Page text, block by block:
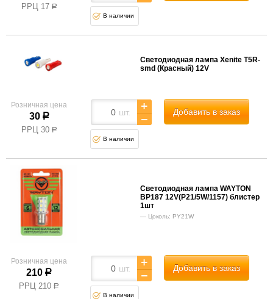
РРЦ 17 р
В наличии
Светодиодная лампа Xenite T5R-
smd (Красный) 12V
Розничная цена
30 р
РРЦ 30 р
шт. Добавить в заказ
В наличии
Светодиодная лампа WAYTON
BP187 12V(P21/5W/1157) блистер
1шт
Цоколь: PY21W
Розничная цена
210 р
РРЦ 210 р
шт. Добавить в заказ
В наличии